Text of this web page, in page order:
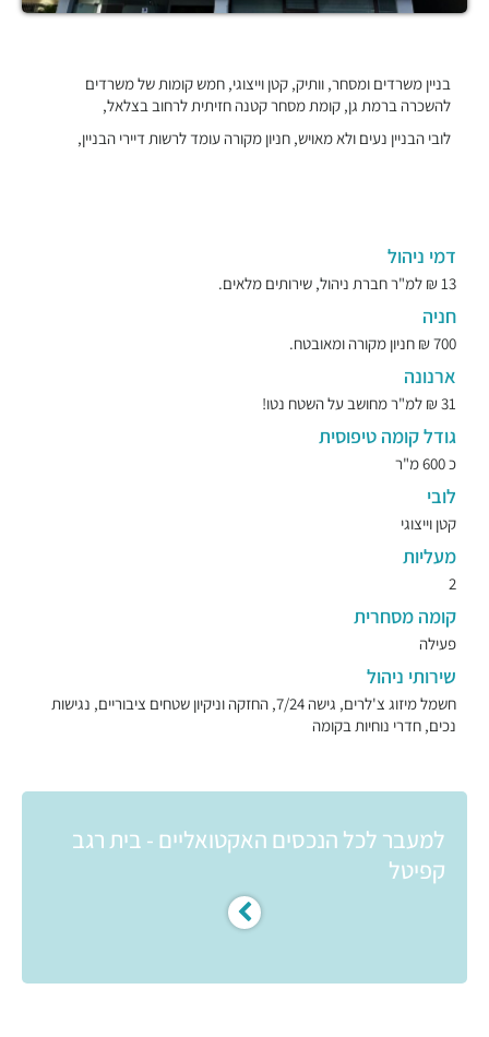
בניין משרדים ומסחר, וותיק, קטן וייצוגי, חמש קומות של משרדים
להשכרה ברמת גן, קומת מסחר קטנה חזיתית לרחוב בצלאל,
לובי הבניין נעים ולא מאויש, חניון מקורה עומד לרשות דיירי הבניין,
דמי ניהול
13 ₪ למ"ר חברת ניהול, שירותים מלאים.
חניה
700 ₪ חניון מקורה ומאובטח.
ארנונה
31 ₪ למ"ר מחושב על השטח נטו!
גודל קומה טיפוסית
כ 600 מ"ר
לובי
קטן וייצוגי
מעליות
2
קומה מסחרית
פעילה
שירותי ניהול
חשמל מיזוג צ'לרים, גישה 7/24, החזקה וניקיון שטחים ציבוריים, נגישות
נכים, חדרי נוחיות בקומה
למעבר לכל הנכסים האקטואליים - בית רגב
קפיטל